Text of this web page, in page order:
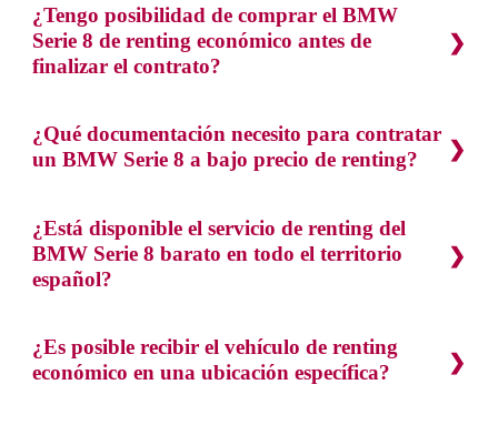
¿Tengo posibilidad de comprar el BMW
Serie 8 de renting económico antes de
finalizar el contrato?
¿Qué documentación necesito para contratar
un BMW Serie 8 a bajo precio de renting?
¿Está disponible el servicio de renting del
BMW Serie 8 barato en todo el territorio
español?
¿Es posible recibir el vehículo de renting
económico en una ubicación específica?